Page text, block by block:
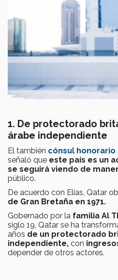
1. De protectorado
árabe independiente
El también cónsul honorario
señaló que este país es un
se seguirá viendo de
público.
De acuerdo con Elías, Qatar
de Gran Bretaña en 1971.
Gobernado por la familia Al
siglo 19, Qatar se ha
años de un protectorado
independiente, con
depender de otros actores.